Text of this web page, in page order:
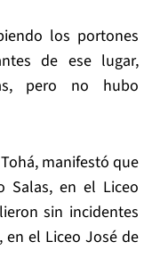
los portones
de ese lugar,
pero no hubo
manifestó que
Salas, en el Liceo
sin incidentes
el Liceo José de